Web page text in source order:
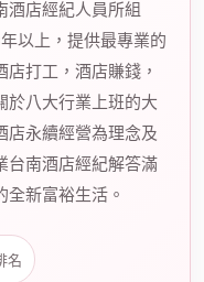
酒店經紀人員所組
以上，提供最專業的
打工，酒店賺錢，
於八大行業上班的大
店永續經營為理念及
台南酒店經紀解答滿
全新富裕生活。
名